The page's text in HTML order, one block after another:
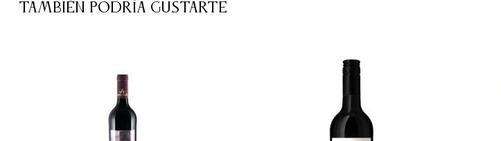
TAMBIÉN PODRÍA GUSTARTE